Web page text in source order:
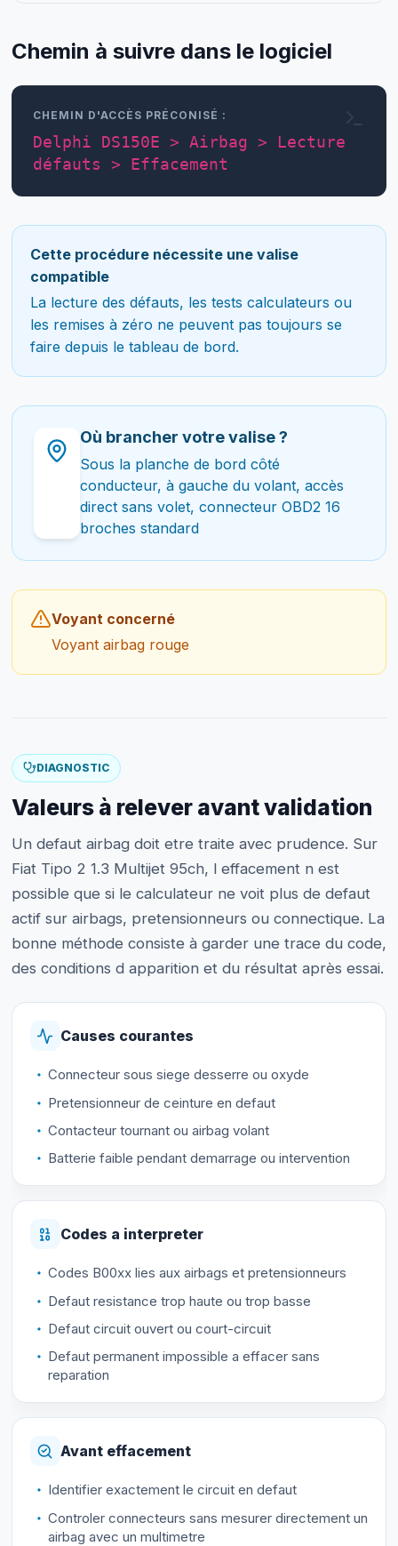
Chemin à suivre dans le logiciel
CHEMIN D'ACCÈS PRÉCONISÉ :
Delphi DS150E > Airbag > Lecture
défauts > Effacement
Cette procédure nécessite une valise
compatible
La lecture des défauts, les tests calculateurs ou
les remises à zéro ne peuvent pas toujours se
faire depuis le tableau de bord.
Où brancher votre valise ?
Sous la planche de bord côté
conducteur, à gauche du volant, accès
direct sans volet, connecteur OBD2 16
broches standard
Voyant concerné
Voyant airbag rouge
DIAGNOSTIC
Valeurs à relever avant validation
Un defaut airbag doit etre traite avec prudence. Sur
Fiat Tipo 2 1.3 Multijet 95ch, l effacement n est
possible que si le calculateur ne voit plus de defaut
actif sur airbags, pretensionneurs ou connectique. La
bonne méthode consiste à garder une trace du code,
des conditions d apparition et du résultat après essai.
Causes courantes
Connecteur sous siege desserre ou oxyde
Pretensionneur de ceinture en defaut
Contacteur tournant ou airbag volant
Batterie faible pendant demarrage ou intervention
Codes a interpreter
Codes B00xx lies aux airbags et pretensionneurs
Defaut resistance trop haute ou trop basse
Defaut circuit ouvert ou court-circuit
Defaut permanent impossible a effacer sans
reparation
Avant effacement
Identifier exactement le circuit en defaut
Controler connecteurs sans mesurer directement un
airbag avec un multimetre